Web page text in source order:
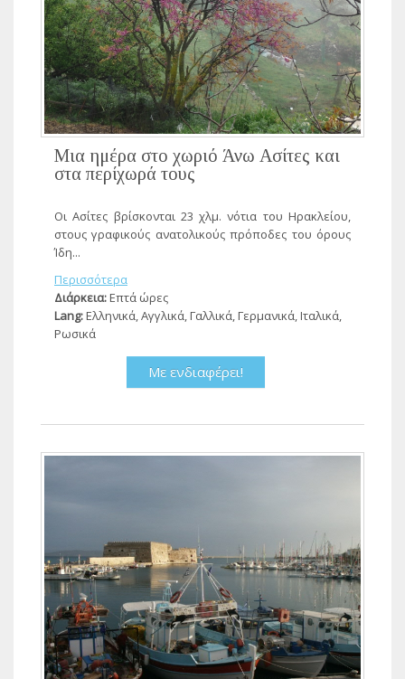
Μια ημέρα στο χωριό Άνω Ασίτες και
στα περίχωρά τους
Οι Ασίτες βρίσκονται 23 χλμ. νότια του Ηρακλείου,
στους γραφικούς ανατολικούς πρόποδες του όρους
Ίδη...
Περισσότερα
Διάρκεια:Επτά ώρες
Lang:Ελληνικά, Αγγλικά, Γαλλικά, Γερμανικά, Ιταλικά,
Ρωσικά
Με ενδιαφέρει!